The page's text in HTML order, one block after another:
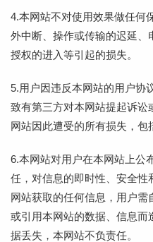
4.本网站不对使用效果做任何
外中断、操作或传输的迟延
授权的进入等引起的损失。
5.用户因违反本网站的用户协
致有第三方对本网站提起诉讼
网站因此遭受的所有损失，包
6.本网站对用户在本网站上公
任，对信息的即时性、安全性
网站获取的任何信息，用户
或引用本网站的数据、信息而
据丢失，本网站不负责任。